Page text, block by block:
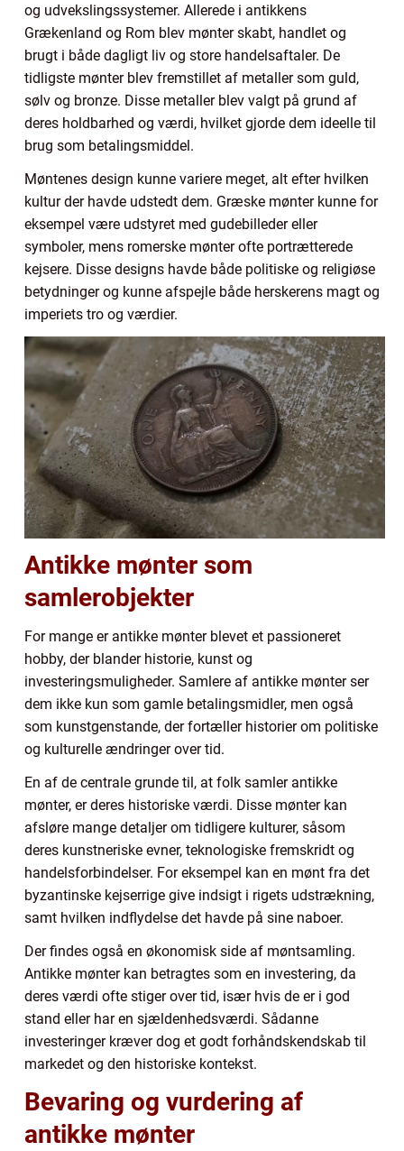
og udvekslingssystemer. Allerede i antikkens
Grækenland og Rom blev mønter skabt, handlet og
brugt i både dagligt liv og store handelsaftaler. De
tidligste mønter blev fremstillet af metaller som guld,
sølv og bronze. Disse metaller blev valgt på grund af
deres holdbarhed og værdi, hvilket gjorde dem ideelle til
brug som betalingsmiddel.
Møntenes design kunne variere meget, alt efter hvilken
kultur der havde udstedt dem. Græske mønter kunne for
eksempel være udstyret med gudebilleder eller
symboler, mens romerske mønter ofte portrætterede
kejsere. Disse designs havde både politiske og religiøse
betydninger og kunne afspejle både herskerens magt og
imperiets tro og værdier.
Antikke mønter som
samlerobjekter
For mange er antikke mønter blevet et passioneret
hobby, der blander historie, kunst og
investeringsmuligheder. Samlere af antikke mønter ser
dem ikke kun som gamle betalingsmidler, men også
som kunstgenstande, der fortæller historier om politiske
og kulturelle ændringer over tid.
En af de centrale grunde til, at folk samler antikke
mønter, er deres historiske værdi. Disse mønter kan
afsløre mange detaljer om tidligere kulturer, såsom
deres kunstneriske evner, teknologiske fremskridt og
handelsforbindelser. For eksempel kan en mønt fra det
byzantinske kejserrige give indsigt i rigets udstrækning,
samt hvilken indflydelse det havde på sine naboer.
Der findes også en økonomisk side af møntsamling.
Antikke mønter kan betragtes som en investering, da
deres værdi ofte stiger over tid, især hvis de er i god
stand eller har en sjældenhedsværdi. Sådanne
investeringer kræver dog et godt forhåndskendskab til
markedet og den historiske kontekst.
Bevaring og vurdering af
antikke mønter